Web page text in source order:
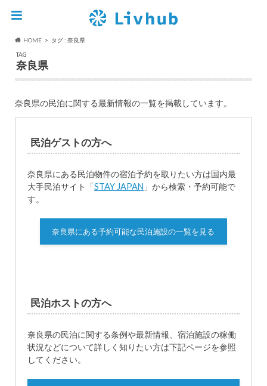
HOME
タグ : 奈良県
TAG
奈良県
奈良県の民泊に関する最新情報の一覧を掲載しています。
民泊ゲストの方へ
奈良県にある民泊物件の宿泊予約を取りたい方は国内最
大手民泊サイト「STAY JAPAN 」から検索・予約可能で
す。
奈良県にある予約可能な民泊施設の一覧を見る
民泊ホストの方へ
奈良県の民泊に関する条例や最新情報、宿泊施設の稼働
状況などについて詳しく知りたい方は下記ページを参照
してください。